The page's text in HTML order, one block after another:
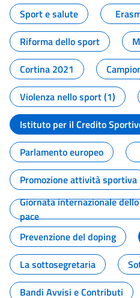
Sport e salute
Riforma dello sport
Cortina 2021
Violenza nello sport (1)
Istituto per il Credito
Parlamento europeo
Promozione attività sportiva
Giornata internazionale
pace
Prevenzione del doping
La sottosegretaria
Bandi Avvisi e Contributi